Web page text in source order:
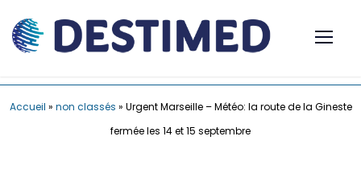
Accueil » non classés » Urgent Marseille – Météo: la route de la Gineste
fermée les 14 et 15 septembre